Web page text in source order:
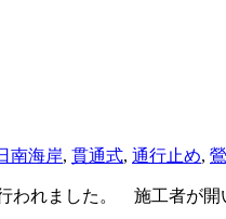
南海岸, 貫通式, 通行止め,
れました。 施工者が